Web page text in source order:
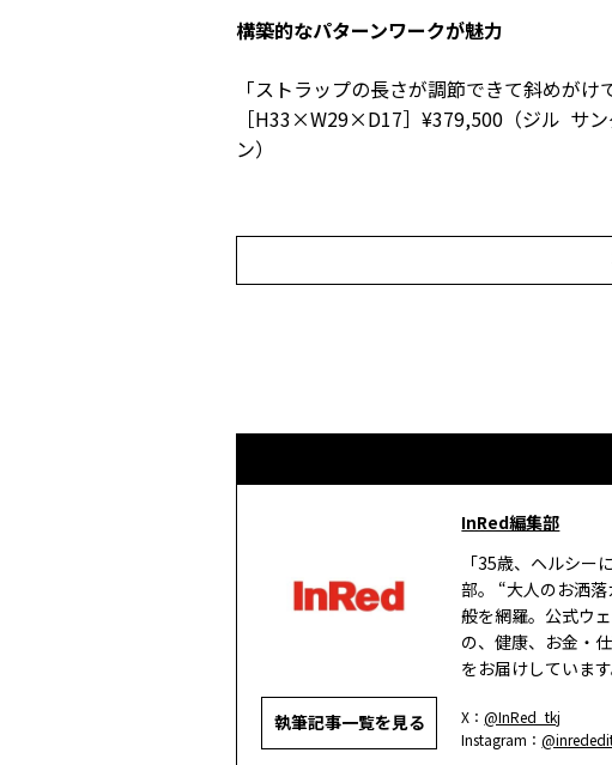
構築的なパターンワークが魅力
「ストラップの長さが調節できて斜めがけ
［H33×W29×D17］¥379,500（ジル サ
ン）
執筆記事一覧を見る
InRed編集部
「35歳、ヘルシ
部。 “大人のお洒
般を網羅。公式ウ
の、健康、お金・
をお届けしています
X：@InRed_tkj
Instagram：